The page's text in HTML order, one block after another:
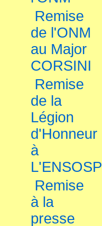
Remise
de l'ONM
au Major
CORSINI
Remise
de la
Légion
d'Honneur
à
L'ENSOSP
Remise
à la
presse